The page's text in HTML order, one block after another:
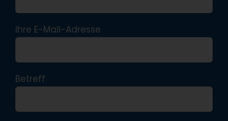
Ihre E-Mail-Adresse
Betreff